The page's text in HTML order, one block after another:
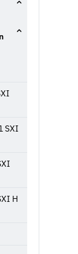
SXI
H